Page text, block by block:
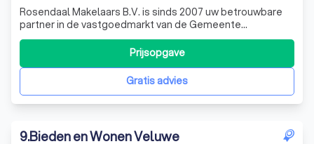
Rosendaal Makelaars B.V. is sinds 2007 uw betrouwbare
partner in de vastgoedmarkt van de Gemeente
Montferland. Als allround makelaarskantoor bieden wij u
een complete en op maat gemaakte dienstverlening. Ons
uitgebreide netwerk, inclusief persoonlijke contacten in
het informele circuit, biedt unieke
Gratis advies
Prijsopgave
9.Bieden en Wonen Veluwe